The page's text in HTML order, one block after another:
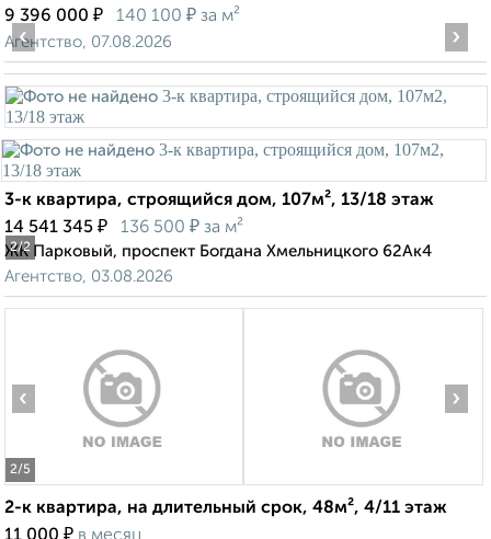
9 396 000 ₽ 140 100 ₽ за м²
Агентство, 07.08.2026
2/2
‹ ›
3-к квартира, строящийся дом, 107м², 13/18 этаж
14 541 345 ₽ 136 500 ₽ за м²
ЖК Парковый, проспект Богдана Хмельницкого 62Ак4
Агентство, 03.08.2026
2/5
‹ ›
2-к квартира, на длительный срок, 48м², 4/11 этаж
₽